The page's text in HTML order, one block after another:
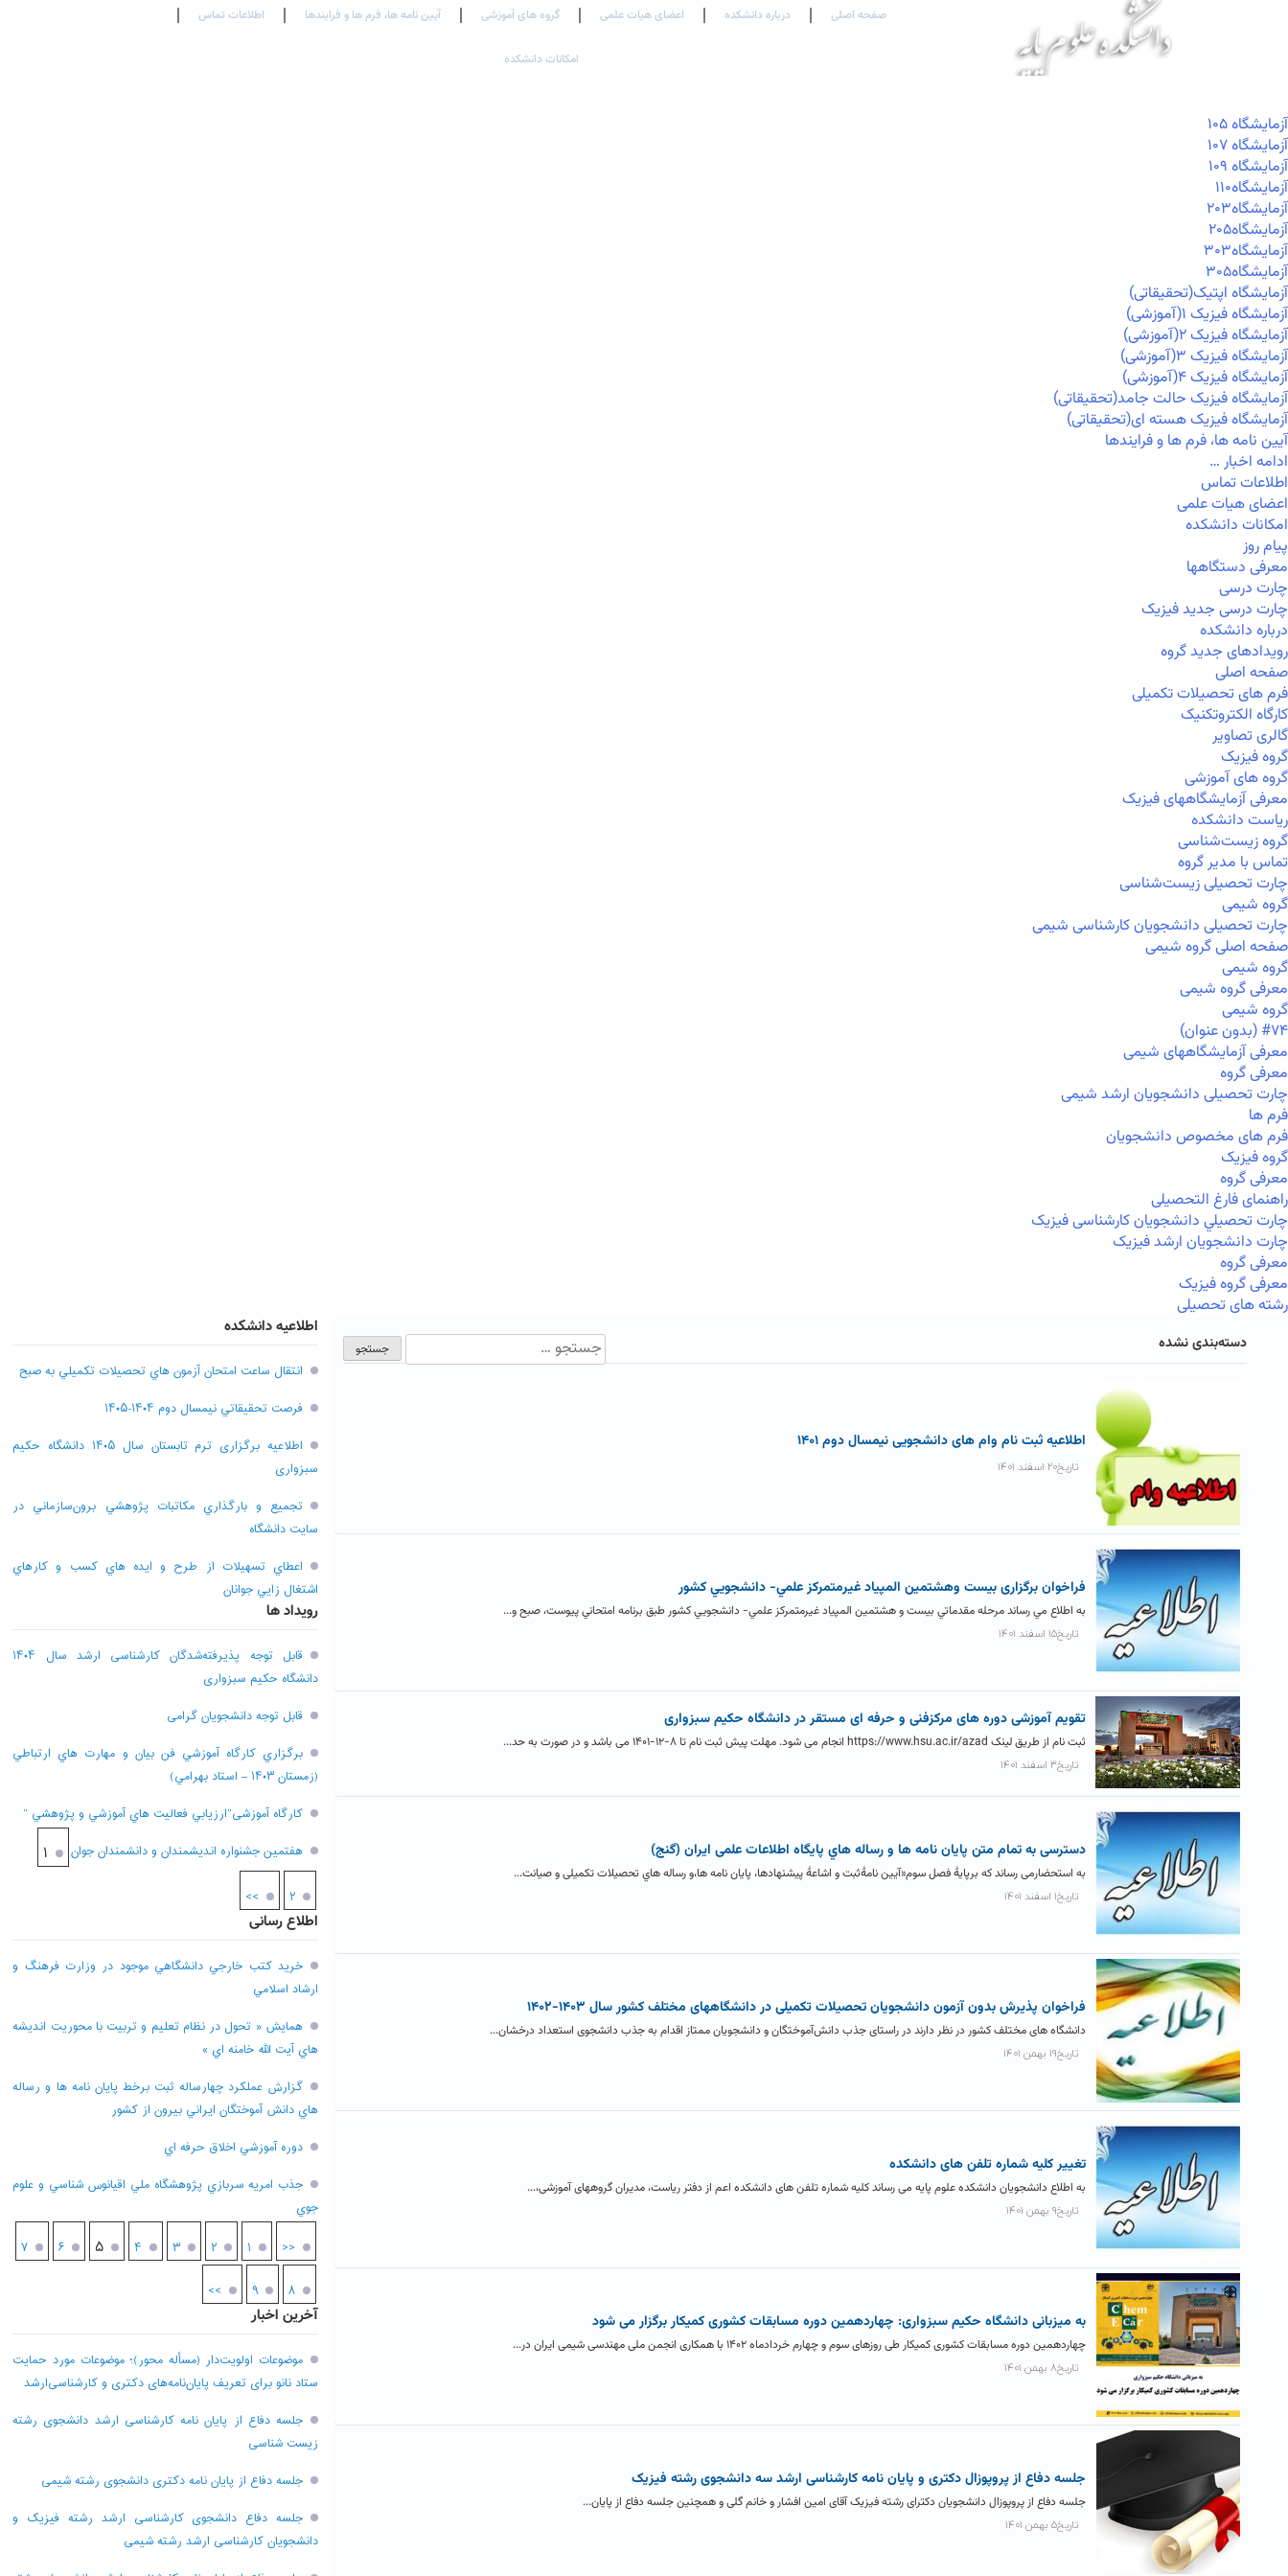
صفحه اصلی درباره دانشکده اعضای هیات علمی گروه های آموزشی آیین نامه ها، فرم ها و فرایندها اطلاعات تماس
امکانات دانشکده
آزمايشگاه ۱۰۵
آزمايشگاه ۱۰۷
آزمايشگاه ۱۰۹
آزمايشگاه۱۱۰
آزمايشگاه۲۰۳
آزمايشگاه۲۰۵
آزمايشگاه۳۰۳
آزمايشگاه۳۰۵
آزمایشگاه اپتیک(تحقیقاتی)
آزمایشگاه فیزیک ۱(آموزشی)
آزمایشگاه فیزیک ۲(آموزشی)
آزمایشگاه فیزیک ۳(آموزشی)
آزمایشگاه فیزیک ۴(آموزشی)
آزمایشگاه فیزیک حالت جامد(تحقیقاتی)
آزمایشگاه فیزیک هسته ای(تحقیقاتی)
آیین نامه ها، فرم ها و فرایندها
ادامه اخبار …
اطلاعات تماس
اعضای هیات علمی
امکانات دانشکده
پیام روز
معرفی دستگاهها
چارت درسی
چارت درسی جدید فیزیک
درباره دانشکده
رویدادهای جدید گروه
صفحه اصلی
فرم های تحصیلات تکمیلی
کارگاه الکتروتکنیک
گالری تصاویر
گروه فیزیک
گروه های آموزشی
معرفی آزمایشگاههای فیزیک
ریاست دانشکده
گروه زیست‌شناسی
تماس با مدیر گروه
چارت تحصیلی زیست‌شناسی
گروه شیمی
چارت تحصیلی دانشجویان کارشناسی شیمی
صفحه اصلی گروه شیمی
گروه شیمی
معرفی گروه شیمی
گروه شیمی
#۷۴ (بدون عنوان)
معرفی آزمایشگاههای شیمی
معرفی گروه
چارت تحصیلی دانشجویان ارشد شیمی
فرم ها
فرم های مخصوص دانشجویان
گروه فیزیک
معرفی گروه
راهنمای فارغ التحصیلی
چارت تحصيلي دانشجویان کارشناسی فیزیک
چارت دانشجویان ارشد فیزیک
معرفی گروه
معرفی گروه فیزیک
رشته های تحصیلی
دسته‌بندی نشده
اطلاعیه ثبت نام وام های دانشجویی نیمسال دوم ۱۴۰۱
تاریخ۲۰ اسفند ۱۴۰۱
فراخوان برگزاری بيست وهشتمين المپياد غيرمتمركز علمي- دانشجويي كشور
به اطلاع مي رساند مرحله مقدماتي بيست و هشتمين المپياد غيرمتمركز علمي- دانشجويي كشور طبق برنامه امتحاني پيوست، صبح و...
تاریخ۱۵ اسفند ۱۴۰۱
تقویم آموزشی دوره های مرکزفنی و حرفه ای مستقر در دانشگاه حکیم سبزواری
ثبت نام از طریق لینک https://www.hsu.ac.ir/azad انجام می شود. مهلت پیش ثبت نام تا ۸-۱۲-۱۴۰۱ می باشد و در صورت به حد...
تاریخ۳ اسفند ۱۴۰۱
دسترسی به تمام متن پایان نامه ها و رساله هاي پایگاه اطلاعات علمی ایران (گنج)
به استحضارمی رساند که برپایۀ فصل سوم«آیین نامۀثبت و اشاعۀ پیشنهادها، پایان نامه ها،و رساله هاي تحصیلات تکمیلی و صیانت...
تاریخ۱ اسفند ۱۴۰۱
فراخوان پذیرش بدون آزمون دانشجویان تحصیلات تکمیلی در دانشگاههای مختلف کشور سال ۱۴۰۳-۱۴۰۲
دانشگاه های مختلف کشور در نظر دارند در راستای جذب دانش‌آموختگان و دانشجویان ممتاز اقدام به جذب دانشجوی استعداد درخشان...
تاریخ۱۹ بهمن ۱۴۰۱
تغییر کلیه شماره تلفن های دانشکده
به اطلاع دانشجویان دانشکده علوم پایه می رساند کلیه شماره تلفن های دانشکده اعم از دفتر ریاست، مدیران گروههای آموزشی،...
تاریخ۹ بهمن ۱۴۰۱
به میزبانی دانشگاه حکیم سبزواری: چهاردهمین دوره مسابقات کشوری کمیکار برگزار می شود
چهاردهمین دوره مسابقات کشوری کمیکار طی روزهای سوم و چهارم خردادماه ۱۴۰۲ با همکاری انجمن ملی مهندسی شیمی ایران در...
تاریخ۸ بهمن ۱۴۰۱
جلسه دفاع از پروپوزال دکتری و پایان نامه کارشناسی ارشد سه دانشجوی رشته فیزیک
جلسه دفاع از پروپوزال دانشجویان دکترای رشته فیزیک آقای امین افشار و خانم گلی و همچنین جلسه دفاع از پایان...
تاریخ۵ بهمن ۱۴۰۱
اطلاعیه دانشکده
انتقال ساعت امتحان آزمون هاي تحصيلات تکميلي به صبح
فرصت تحقيقاتي نیمسال دوم ۱۴۰۴-۱۴۰۵
اطلاعیه برگزاری ترم تابستان سال ۱۴۰۵ دانشگاه حکیم
سبزواری
تجميع و بارگذاري مکاتبات پژوهشي برون‌سازماني در
سايت دانشگاه
اعطاي تسهيلات از طرح و ايده هاي کسب و کارهاي
اشتغال زايي جوانان
رویداد ها
قابل توجه پذیرفته‌شدگان کارشناسی ارشد سال ۱۴۰۴
دانشگاه حکیم سبزواری
قابل توجه دانشجویان گرامی
برگزاري کارگاه آموزشي فن بيان و مهارت هاي ارتباطي
(زمستان ۱۴۰۳ – استاد بهرامي)
کارگاه آموزشی”ارزيابي فعاليت هاي آموزشي و پژوهشي “
هفتمين جشنواره انديشمندان و دانشمندان جوان
۱
۲ >>
اطلاع رسانی
خريد کتب خارجي دانشگاهي موجود در وزارت فرهنگ و
ارشاد اسلامي
همايش « تحول در نظام تعليم و تربيت با محوريت انديشه
هاي آيت الله خامنه اي »
گزارش عملکرد چهارساله ثبت برخط پايان نامه ها و رساله
هاي دانش آموختگان ايراني بيرون از کشور
دوره آموزشي اخلاق حرفه اي
جذب امريه سربازي پژوهشگاه ملي اقيانوس شناسي و علوم
جوي
<< ۱ ۲ ۳ ۴ ۵ ۶ ۷
۸ ۹ >>
آخرین اخبار
موضوعات اولویت‌دار (مسأله محور)؛ موضوعات مورد حمایت
ستاد نانو برای تعریف پایان‌نامه‌های دکتری و کارشناسی‌ارشد
جلسه دفاع از پایان نامه کارشناسی ارشد دانشجوی رشته
زیست شناسی
جلسه دفاع از پایان نامه دکتری دانشجوی رشته شیمی
جلسه دفاع دانشجوی کارشناسی ارشد رشته فیزیک و
دانشجویان کارشناسی ارشد رشته شیمی